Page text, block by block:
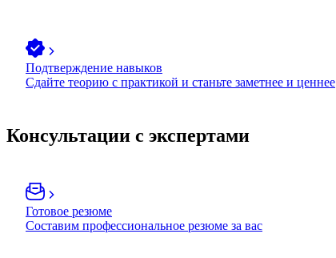
Подтверждение навыков
Сдайте теорию с практикой и станьте заметнее и ценнее
Консультации с экспертами
Готовое резюме
Составим профессиональное резюме за вас